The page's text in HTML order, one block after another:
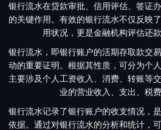
银行流水在贷款审批、信用评估、签证
的关键作用。有效的银行流水不仅反映
用状况，更是金融机构评估还
银行流水，即银行账户的活期存取款交
动的重要证明。根据其性质，可分为个
主要涉及个人工资收入、消费、转账等
业的营业收入、支出、税
银行流水记录了银行账户的收支情况，
依据。通过对银行流水的分析和统计，